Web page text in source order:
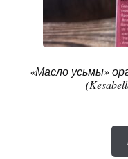
«Масло усьмы»